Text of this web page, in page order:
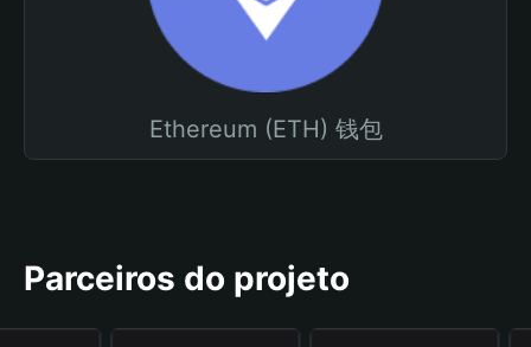
Ethereum (ETH) 钱包
Parceiros do projeto